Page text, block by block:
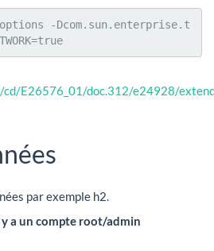
-Dcom.sun.enterprise.t
cd/E26576_01/doc.312/e24928/
par exemple h2.
a un compte root/admin